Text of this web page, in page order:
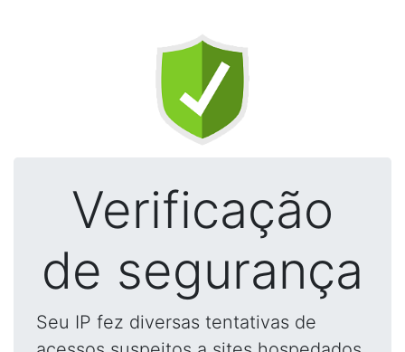
Verificação
de segurança
Seu IP fez diversas tentativas de